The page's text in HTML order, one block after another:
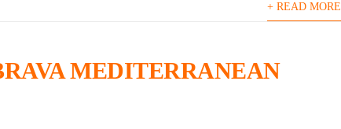
+ READ MORE
MEDITERRANEAN